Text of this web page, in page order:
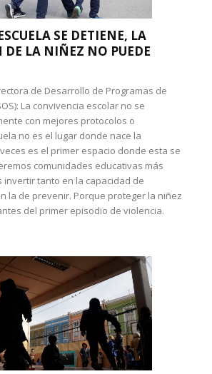
SE DETIENE, LA
DE LA NIÑEZ NO PUEDE
de Desarrollo de Programas de
La convivencia escolar no se
con mejores protocolos o
no es el lugar donde nace la
es el primer espacio donde esta se
comunidades educativas más
invertir tanto en la capacidad de
la de prevenir. Porque proteger la niñez
del primer episodio de violencia.